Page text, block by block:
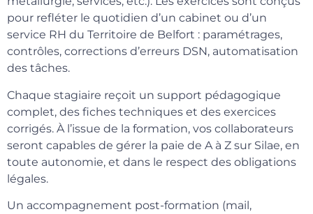
pour refléter le quotidien d’un cabinet ou d’un
service RH du Territoire de Belfort : paramétrages,
contrôles, corrections d’erreurs DSN, automatisation
des tâches.
Chaque stagiaire reçoit un support pédagogique
complet, des fiches techniques et des exercices
corrigés. À l’issue de la formation, vos collaborateurs
seront capables de gérer la paie de A à Z sur Silae, en
toute autonomie, et dans le respect des obligations
légales.
Un accompagnement post-formation (mail,